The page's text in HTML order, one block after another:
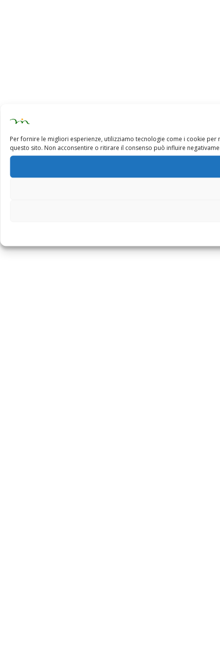
Per fornire le migliori esperienze, utilizziamo tecnologie come i cookie
questo sito. Non acconsentire o ritirare il consenso può influire